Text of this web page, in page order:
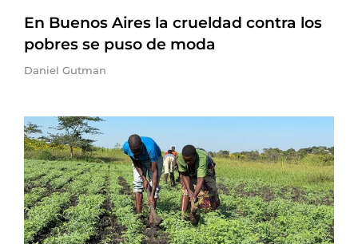
En Buenos Aires la crueldad contra los
pobres se puso de moda
Daniel Gutman